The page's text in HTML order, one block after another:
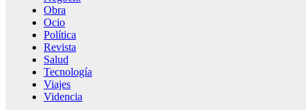
Obra
Ocio
Política
Revista
Salud
Tecnología
Viajes
Videncia